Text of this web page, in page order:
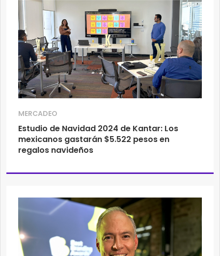
MERCADEO
Estudio de Navidad 2024 de Kantar: Los
mexicanos gastarán $5.522 pesos en
regalos navideños